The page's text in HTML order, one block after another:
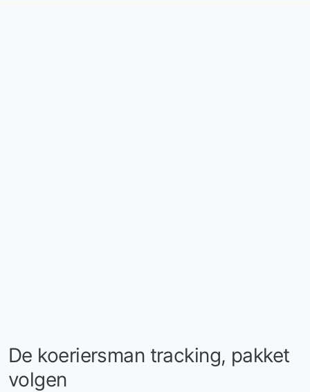
De koeriersman tracking, pakket
volgen